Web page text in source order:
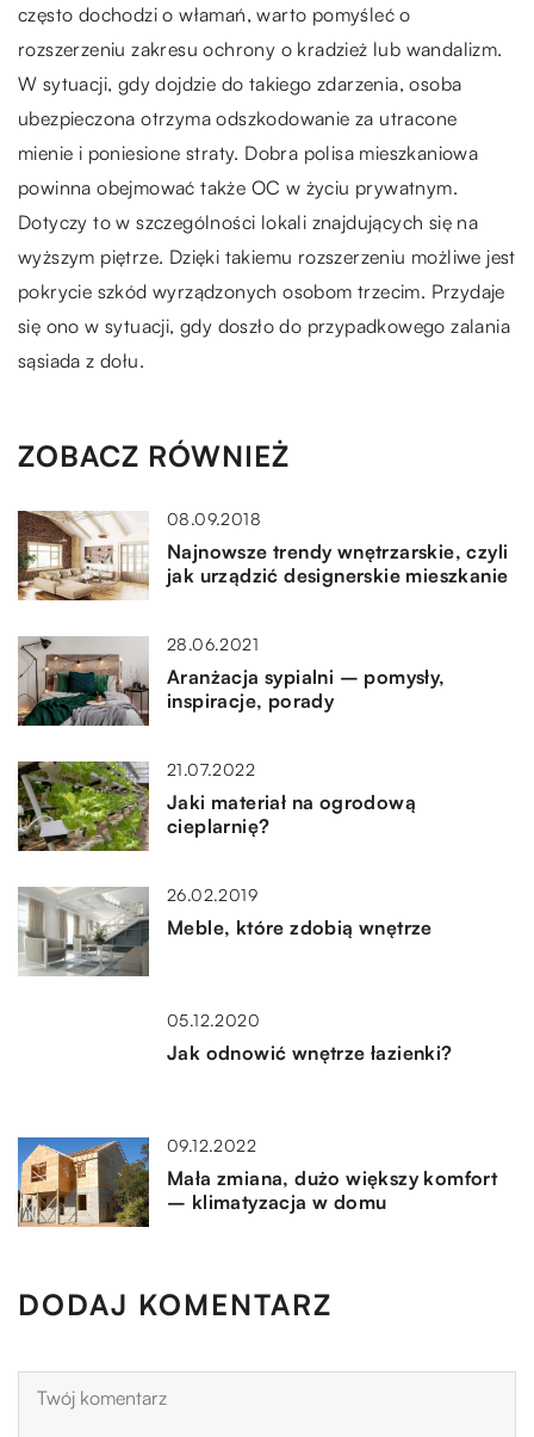
często dochodzi o włamań, warto pomyśleć o
rozszerzeniu zakresu ochrony o kradzież lub wandalizm.
W sytuacji, gdy dojdzie do takiego zdarzenia, osoba
ubezpieczona otrzyma odszkodowanie za utracone
mienie i poniesione straty. Dobra polisa mieszkaniowa
powinna obejmować także OC w życiu prywatnym.
Dotyczy to w szczególności lokali znajdujących się na
wyższym piętrze. Dzięki takiemu rozszerzeniu możliwe jest
pokrycie szkód wyrządzonych osobom trzecim. Przydaje
się ono w sytuacji, gdy doszło do przypadkowego zalania
sąsiada z dołu.
ZOBACZ RÓWNIEŻ
08.09.2018
Najnowsze trendy wnętrzarskie, czyli
jak urządzić designerskie mieszkanie
28.06.2021
Aranżacja sypialni – pomysły,
inspiracje, porady
21.07.2022
Jaki materiał na ogrodową
cieplarnię?
26.02.2019
Meble, które zdobią wnętrze
05.12.2020
Jak odnowić wnętrze łazienki?
09.12.2022
Mała zmiana, dużo większy komfort
– klimatyzacja w domu
DODAJ KOMENTARZ